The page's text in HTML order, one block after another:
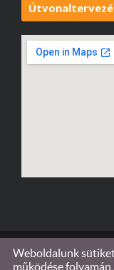
©
Weboldalunk sütiket
működése folyamán